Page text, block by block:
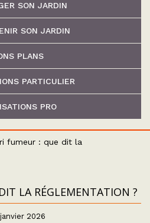
SON JARDIN
SON JARDIN
PLANS
PARTICULIER
PRO
fumeur : que dit la
LA RÉGLEMENTATION ?
2026